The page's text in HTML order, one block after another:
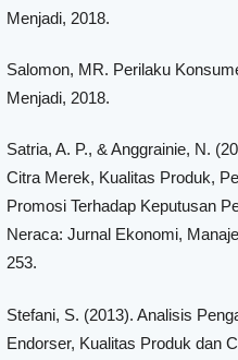
Menjadi, 2018.
Salomon, MR. Perilaku
Menjadi, 2018.
Satria, A. P., & Anggrainie, N.
Citra Merek, Kualitas Produk,
Promosi Terhadap Keputusan
Neraca: Jurnal Ekonomi,
253.
Stefani, S. (2013). Analisis
Endorser, Kualitas Produk dan